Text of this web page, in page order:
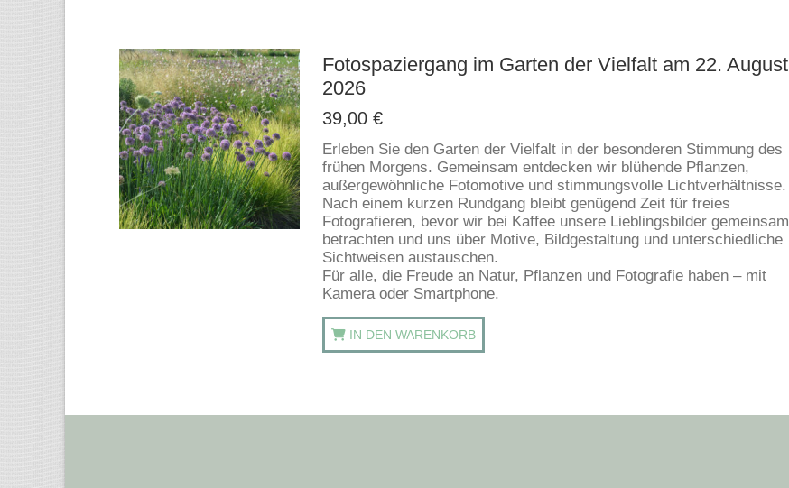
Fotospaziergang im Garten der Vielfalt am 22. August
2026
39,00 €
Erleben Sie den Garten der Vielfalt in der besonderen Stimmung des
frühen Morgens. Gemeinsam entdecken wir blühende Pflanzen,
außergewöhnliche Fotomotive und stimmungsvolle Lichtverhältnisse.
Nach einem kurzen Rundgang bleibt genügend Zeit für freies
Fotografieren, bevor wir bei Kaffee unsere Lieblingsbilder gemeinsam
betrachten und uns über Motive, Bildgestaltung und unterschiedliche
Sichtweisen austauschen.
Für alle, die Freude an Natur, Pflanzen und Fotografie haben – mit
Kamera oder Smartphone.
IN DEN WARENKORB